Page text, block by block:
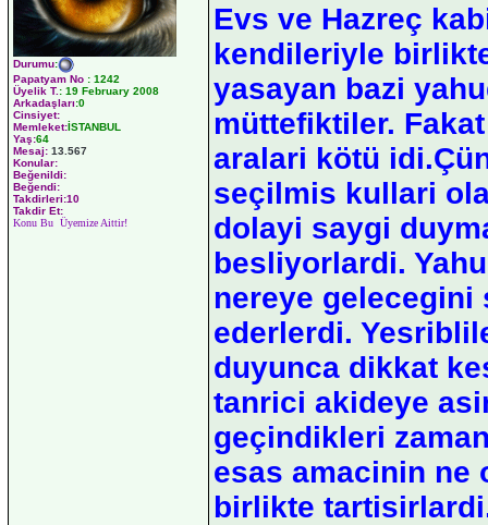
Durumu:
Papatyam No : 1242
Üyelik T.: 19 February 2008
Arkadaşları:0
Cinsiyet:
Memleket:İSTANBUL
Yaş:64
Mesaj: 13.567
Konular:
Beğenildi:
Beğendi:
Takdirleri:10
Takdir Et:
Konu Bu Üyemize Aittir!
Evs ve Hazreç
kendileriyle
yasayan bazi
müttefiktiler.
aralari kötü
seçilmis kullari
dolayi saygi
besliyorlardi.
nereye gelecegini
ederlerdi.
duyunca dikkat
tanrici akideye
geçindikleri
esas amacinin ne
birlikte